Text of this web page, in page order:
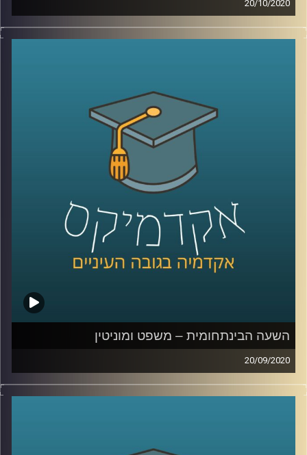
20/10/2020
ד"ר דנה טבת מביה"ס אריסון למנהל עסקים
בנושאי שיווק וקמעונאות רלוונטים ביותר, הן
לצרכנים, אך בעיקר לאנשים מהתעשייה
כיום, בתור האחראית לתחום הלמידה
ההיברידית בפקולטה למנהל עסקים
באוניברסיטת רייכמן, היא מבינה כמה עולמות
הקמעונאות והלמידה שעוברים טרנספורמציה
ומתאימים את עצמם לעולם האון ליין (לקורונה
שלום), דומים מאי פעם
לקוחות, פרסונליזציה של לקוחות, ונראה כמה
למידה וקמעונאות נהיים דומים מיום ליום
קרדיט תמונות:AudioVersity
השעה הבינתחומית – משפט ומוניטין
20/09/2020
תחומי המשפט רבים ומגוונים, אך הנושא של
הצטרפו לשעה בה ד"ר רועי שפירא המתמחה